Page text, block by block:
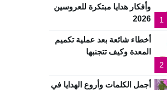
1
وأفكار هدايا مبتكرة للعروسين
2026
2
أخطاء شائعة بعد عملية تكميم
المعدة وكيف تتجنبها
أجمل الكلمات وأروع الهدايا في